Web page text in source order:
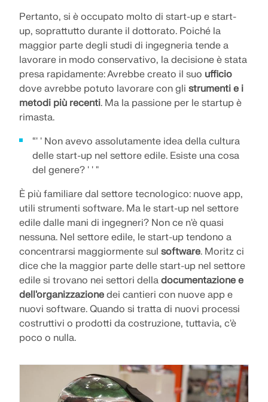
Applicazioni
Oggetti del modello
Abbonamenti e prezzi
Progetta e analizza giunti in acciaio utilizzando
CBFEM, conforme a EN 1993‑1‑8 e AISC 360,
completamente integrato in RFEM 6 per flussi di
SCOPRI DI PIÙ
Pertanto, si è occupato molto di start-up e start-
up, soprattutto durante il dottorato. Poiché la
maggior parte degli studi di ingegneria tende a
lavorare in modo conservativo, la decisione è stata
presa rapidamente: Avrebbe creato il suo ufficio
dove avrebbe potuto lavorare con gli strumenti e i
metodi più recenti. Ma la passione per le startup è
rimasta.
“' ' Non avevo assolutamente idea della cultura
delle start-up nel settore edile. Esiste una cosa
del genere? ' ' "
È più familiare dal settore tecnologico: nuove app,
utili strumenti software. Ma le start-up nel settore
edile dalle mani di ingegneri? Non ce n'è quasi
nessuna. Nel settore edile, le start-up tendono a
concentrarsi maggiormente sul software. Moritz ci
dice che la maggior parte delle start-up nel settore
edile si trovano nei settori della documentazione e
dell'organizzazione dei cantieri con nuove app e
nuovi software. Quando si tratta di nuovi processi
costruttivi o prodotti da costruzione, tuttavia, c'è
poco o nulla.